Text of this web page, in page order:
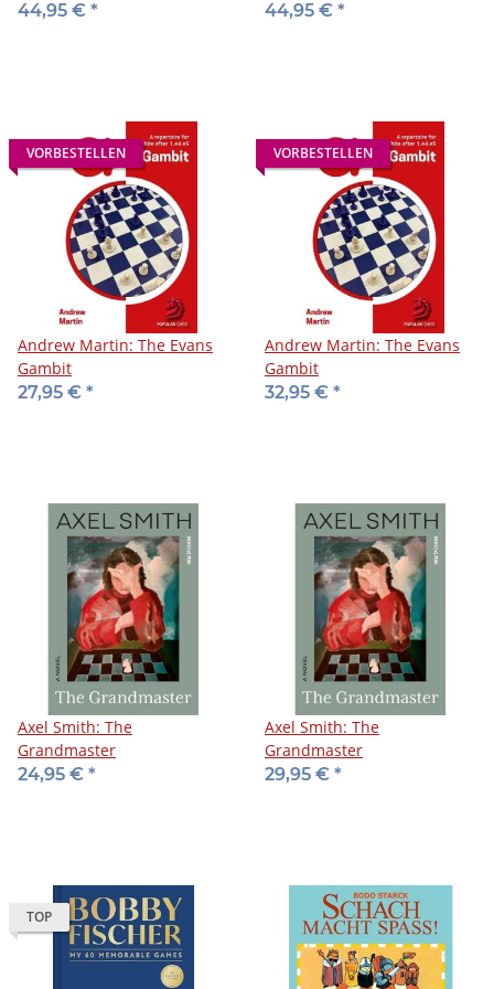
Variation
44,95 € *
44,95 € *
VORBESTELLEN
Andrew Martin: The Evans
Gambit
27,95 € *
VORBESTELLEN
Andrew Martin: The Evans
Gambit
32,95 € *
Axel Smith: The
Grandmaster
24,95 € *
Axel Smith: The
Grandmaster
29,95 € *
TOP